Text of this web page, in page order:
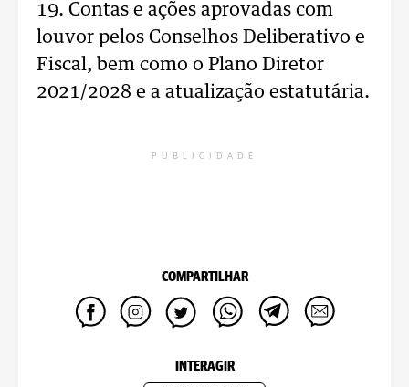
19. Contas e ações aprovadas com
louvor pelos Conselhos Deliberativo e
Fiscal, bem como o Plano Diretor
2021/2028 e a atualização estatutária.
PUBLICIDADE
COMPARTILHAR
INTERAGIR